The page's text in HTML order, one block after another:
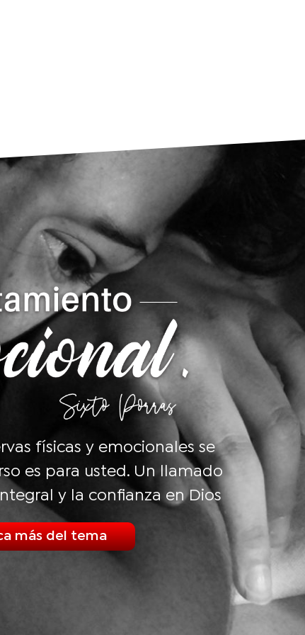
físicas y emocionales se
es para usted. Un llamado
y la confianza en Dios
más del tema